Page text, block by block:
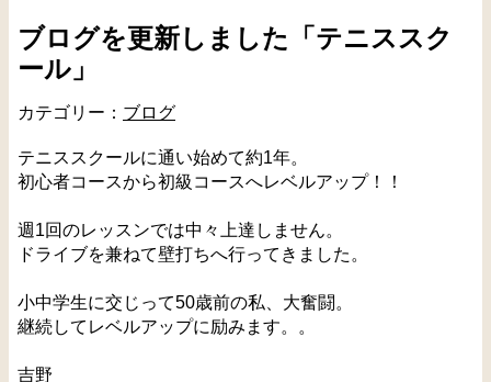
ブログを更新しました「テニススク
ール」
カテゴリー： ブログ
テニススクールに通い始めて約1年。
初心者コースから初級コースへレベルアップ！！
週1回のレッスンでは中々上達しません。
ドライブを兼ねて壁打ちへ行ってきました。
小中学生に交じって50歳前の私、大奮闘。
継続してレベルアップに励みます。。
吉野